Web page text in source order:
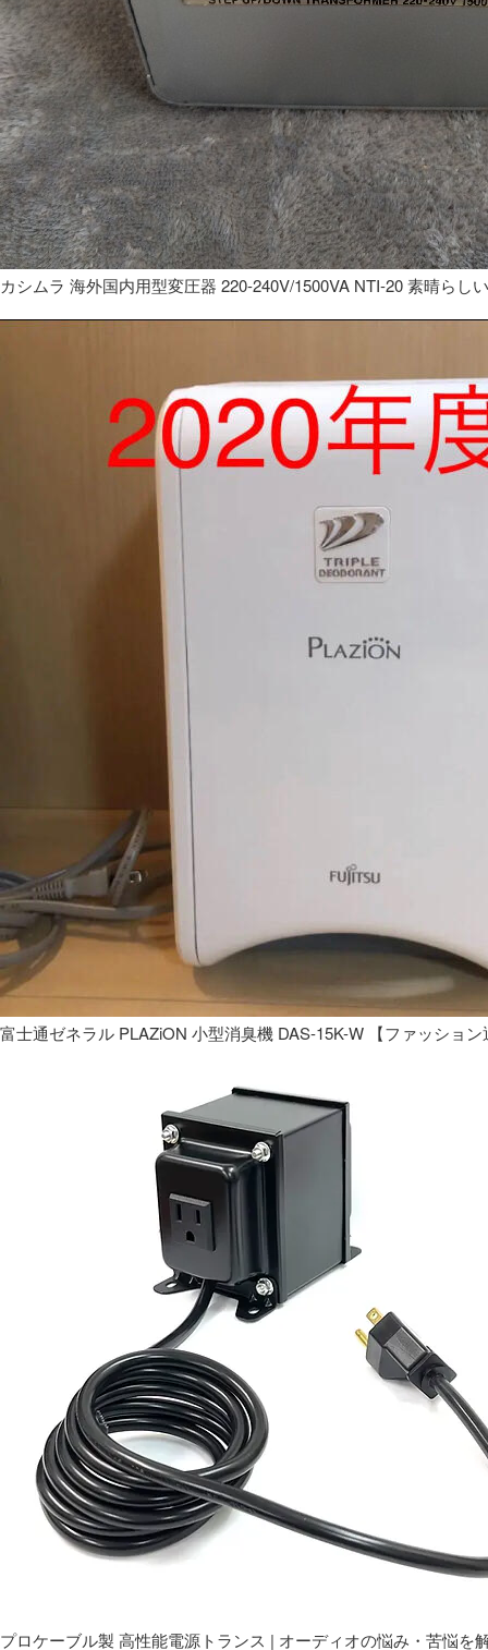
カシムラ 海外国内用型変圧器 220-240V/1500VA NTI-20 素晴らし
富士通ゼネラル PLAZiON 小型消臭機 DAS-15K-W 【ファッション
プロケーブル製 高性能電源トランス | オーディオの悩み・苦悩を